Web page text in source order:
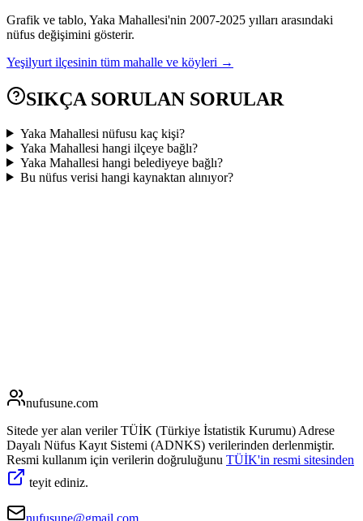
Grafik ve tablo, Yaka Mahallesi'nin 2007-2025 yılları arasındaki
nüfus değişimini gösterir.
Yeşilyurt ilçesinin tüm mahalle ve köyleri →
SIKÇA SORULAN SORULAR
Yaka Mahallesi nüfusu kaç kişi?
Yaka Mahallesi hangi ilçeye bağlı?
Yaka Mahallesi hangi belediyeye bağlı?
Bu nüfus verisi hangi kaynaktan alınıyor?
nufusune.com
Sitede yer alan veriler TÜİK (Türkiye İstatistik Kurumu) Adrese
Dayalı Nüfus Kayıt Sistemi (ADNKS) verilerinden derlenmiştir.
Resmi kullanım için verilerin doğruluğunu TÜİK'in resmi sitesinden
teyit ediniz.
nufusune@gmail.com